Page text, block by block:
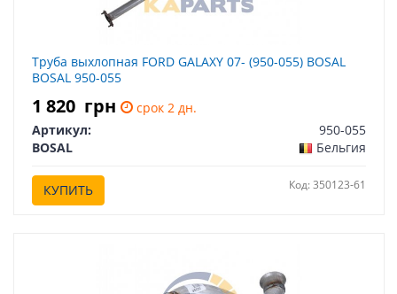
Труба выхлопная FORD GALAXY 07- (950-055) BOSAL
BOSAL 950-055
1 820 грн
срок 2 дн.
Артикул:
950-055
BOSAL
Бельгия
КУПИТЬ Код: 350123-61